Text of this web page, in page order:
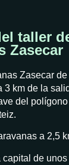
taller
Zasecar
Zasecar
3 km de la
del
a 2,5
capital de unos